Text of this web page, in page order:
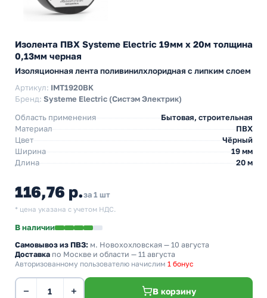
Изолента ПВХ Systeme Electric 19мм х 20м толщина
0,13мм черная
Изоляционная лента поливинилхлоридная с липким слоем
Артикул: IMT1920BK
Бренд: Systeme Electric (Систэм Электрик)
Область применения
Бытовая, строительная
Материал
ПВХ
Цвет
Чёрный
Ширина
19 мм
Длина
20 м
116,76 р.за 1 шт
* цена указана с учетом НДС.
В наличии
Самовывоз из ПВЗ: м. Новохохловская — 10 августа
Доставка по Москве и области — 11 августа
Авторизованному пользователю начислим 1 бонус
− + В корзину